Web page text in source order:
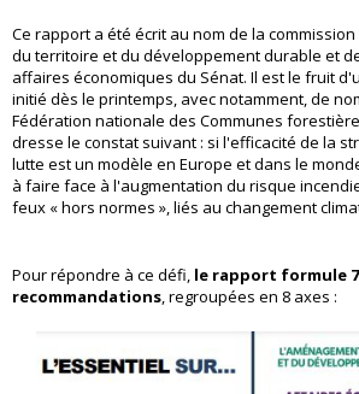
Ce rapport a été écrit au nom de la
du territoire et du développement durable et
affaires économiques du Sénat. Il est le fruit
initié dès le printemps, avec notamment, de
Fédération nationale des Communes forestières
dresse le constat suivant : si l'efficacité de la
lutte est un modèle en Europe et dans le
à faire face à l'augmentation du risque
feux « hors normes », liés au changement
Pour répondre à ce défi, le rapport formule
recommandations , regroupées en 8 axes :